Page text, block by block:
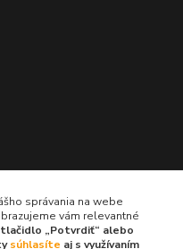
správania na webe
vám relevantné
„Potvrdiť“ alebo
súhlasíte aj s využívaním